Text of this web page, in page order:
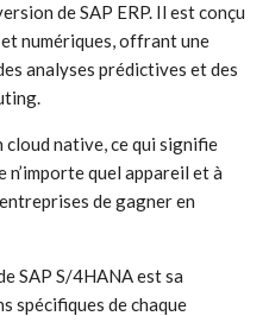
de SAP ERP. Il est conçu
numériques, offrant une
analyses prédictives et des
native, ce qui signifie
n’importe quel appareil et à
de gagner en
SAP S/4HANA est sa
spécifiques de chaque